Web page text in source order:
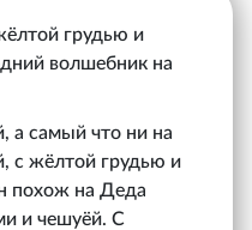
грудью и
волшебник на
а самый что ни на
с жёлтой грудью и
похож на Деда
и чешуёй. С